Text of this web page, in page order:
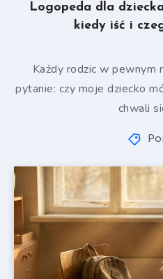
Logopeda dla
kiedy iść i
Każdy rodzic w pewnym
pytanie: czy moje dziecko
chwali